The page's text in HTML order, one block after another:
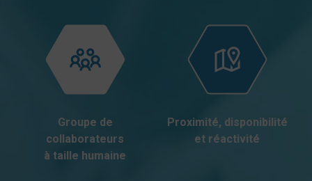
Groupe de
collaborateurs
à taille humaine
Proximité, disponibilité
et réactivité